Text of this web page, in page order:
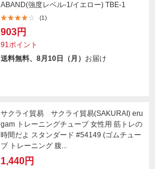
ABAND(強度レベル-1/イエロー) TBE-1
(1)
903円
91ポイント
送料無料、8月10日（月） お届け
サクライ貿易 サクライ貿易(SAKURAI) eru
gam トレーニングチューブ 女性用 筋トレの
時間だよ スタンダード #54149 (ゴムチュー
ブ トレーニング 腹...
1,440円